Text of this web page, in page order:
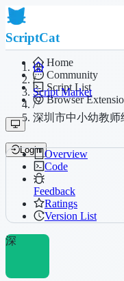
ScriptCat
Home
Community
Script List
Browser
Login
/
Script Market
/
深圳市中小幼教
Overview
Code
Feedback
Ratings
Version List
深